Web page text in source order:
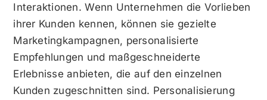
Interaktionen. Wenn Unternehmen die Vorlieben
ihrer Kunden kennen, können sie gezielte
Marketingkampagnen, personalisierte
Empfehlungen und maßgeschneiderte
Erlebnisse anbieten, die auf den einzelnen
Kunden zugeschnitten sind. Personalisierung